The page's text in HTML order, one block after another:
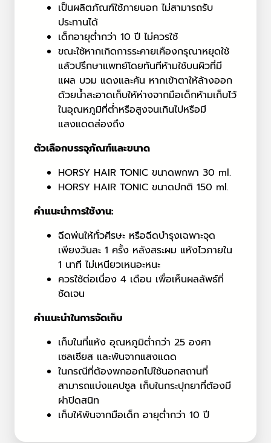
เป็นผลิตภัณฑ์ใช้ภายนอก ไม่สามารถรับ
ประทานได้
เด็กอายุต่ำกว่า 10 ปี ไม่ควรใช้
ขณะใช้หากเกิดการระคายเคืองกรุณาหยุดใช้
แล้วปรึกษาแพทย์โดยทันทีห้ามใช้บนผิวที่มี
แผล บวม แดงและคัน หากเข้าตาให้ล้างออก
ด้วยน้ำสะอาดเก็บให้ห่างจากมือเด็กห้ามเก็บไว้
ในอุณหภูมิที่ต่ำหรือสูงจนเกินไปหรือมี
แสงแดดส่องถึง
ตัวเลือกบรรจุภัณฑ์และขนาด
HORSY HAIR TONIC ขนาดพกพา 30 ml.
HORSY HAIR TONIC ขนาดปกติ 150 ml.
คำแนะนำการใช้งาน:
ฉีดพ่นให้ทั่วศีรษะ หรือฉีดบำรุงเฉพาะจุด
เพียงวันละ 1 ครั้ง หลังสระผม แห้งไวภายใน
1 นาที ไม่เหนียวเหนอะหนะ
ควรใช้ต่อเนื่อง 4 เดือน เพื่อเห็นผลลัพธ์ที่
ชัดเจน
คำแนะนำในการจัดเก็บ
เก็บในที่แห้ง อุณหภูมิต่ำกว่า 25 องศา
เซลเซียส และพ้นจากแสงแดด
ในกรณีที่ต้องพกออกไปใช้นอกสถานที่
สามารถแบ่งแคปซูล เก็บในกระปุกยาที่ต้องมี
ฝาปิดสนิท
เก็บให้พ้นจากมือเด็ก อายุต่ำกว่า 10 ปี